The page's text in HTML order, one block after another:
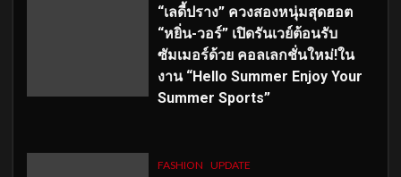
“เลดี้ปราง” ควงสองหนุ่มสุดฮอต
“หยิ่น-วอร์” เปิดรันเวย์ต้อนรับ
ซัมเมอร์ด้วย คอลเลกชั่นใหม่!ใน
งาน “Hello Summer Enjoy Your
Summer Sports”
FASHION UPDATE